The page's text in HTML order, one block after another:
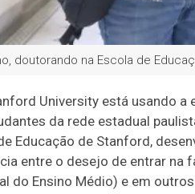
doutorando na Escola de
University está usando
da rede estadual
Educação de Stanford,
entre o desejo de entrar na
do Ensino Médio) e em